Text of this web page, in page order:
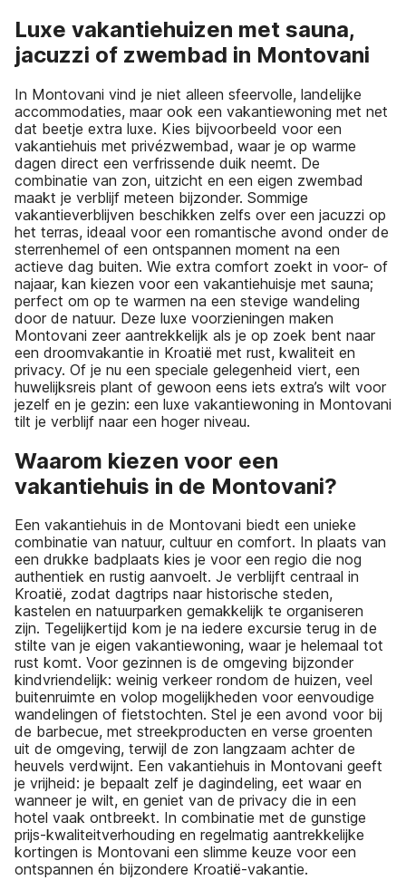
Luxe vakantiehuizen met sauna,
jacuzzi of zwembad in Montovani
In Montovani vind je niet alleen sfeervolle, landelijke
accommodaties, maar ook een vakantiewoning met net
dat beetje extra luxe. Kies bijvoorbeeld voor een
vakantiehuis met privézwembad, waar je op warme
dagen direct een verfrissende duik neemt. De
combinatie van zon, uitzicht en een eigen zwembad
maakt je verblijf meteen bijzonder. Sommige
vakantieverblijven beschikken zelfs over een jacuzzi op
het terras, ideaal voor een romantische avond onder de
sterrenhemel of een ontspannen moment na een
actieve dag buiten. Wie extra comfort zoekt in voor- of
najaar, kan kiezen voor een vakantiehuisje met sauna;
perfect om op te warmen na een stevige wandeling
door de natuur. Deze luxe voorzieningen maken
Montovani zeer aantrekkelijk als je op zoek bent naar
een droomvakantie in Kroatië met rust, kwaliteit en
privacy. Of je nu een speciale gelegenheid viert, een
huwelijksreis plant of gewoon eens iets extra’s wilt voor
jezelf en je gezin: een luxe vakantiewoning in Montovani
tilt je verblijf naar een hoger niveau.
Waarom kiezen voor een
vakantiehuis in de Montovani?
Een vakantiehuis in de Montovani biedt een unieke
combinatie van natuur, cultuur en comfort. In plaats van
een drukke badplaats kies je voor een regio die nog
authentiek en rustig aanvoelt. Je verblijft centraal in
Kroatië, zodat dagtrips naar historische steden,
kastelen en natuurparken gemakkelijk te organiseren
zijn. Tegelijkertijd kom je na iedere excursie terug in de
stilte van je eigen vakantiewoning, waar je helemaal tot
rust komt. Voor gezinnen is de omgeving bijzonder
kindvriendelijk: weinig verkeer rondom de huizen, veel
buitenruimte en volop mogelijkheden voor eenvoudige
wandelingen of fietstochten. Stel je een avond voor bij
de barbecue, met streekproducten en verse groenten
uit de omgeving, terwijl de zon langzaam achter de
heuvels verdwijnt. Een vakantiehuis in Montovani geeft
je vrijheid: je bepaalt zelf je dagindeling, eet waar en
wanneer je wilt, en geniet van de privacy die in een
hotel vaak ontbreekt. In combinatie met de gunstige
prijs-kwaliteitverhouding en regelmatig aantrekkelijke
kortingen is Montovani een slimme keuze voor een
ontspannen én bijzondere Kroatië-vakantie.